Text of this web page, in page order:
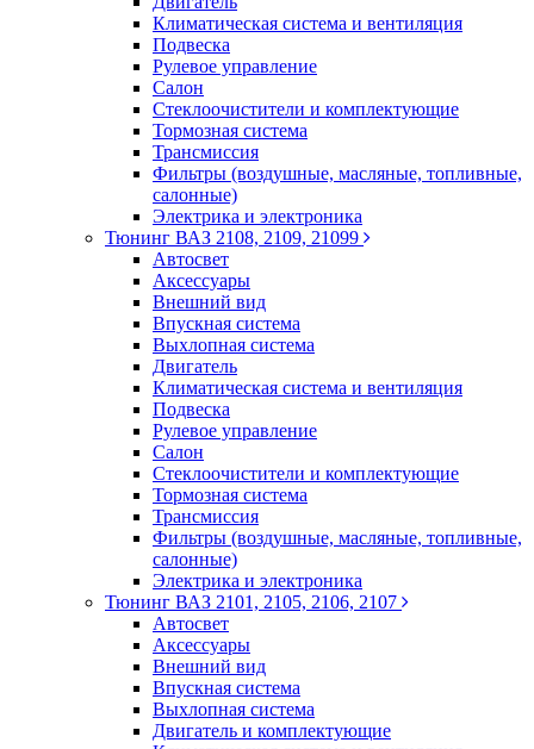
Климатическая система и вентиляция
Подвеска
Рулевое управление
Салон
Стеклоочистители и комплектующие
Тормозная система
Трансмиссия
Фильтры (воздушные, масляные, топливные,
салонные)
Электрика и электроника
Тюнинг ВАЗ 2108, 2109, 21099
Автосвет
Аксессуары
Внешний вид
Впускная система
Выхлопная система
Двигатель
Климатическая система и вентиляция
Подвеска
Рулевое управление
Салон
Стеклоочистители и комплектующие
Тормозная система
Трансмиссия
Фильтры (воздушные, масляные, топливные,
салонные)
Электрика и электроника
Тюнинг ВАЗ 2101, 2105, 2106, 2107
Автосвет
Аксессуары
Внешний вид
Впускная система
Выхлопная система
Двигатель и комплектующие